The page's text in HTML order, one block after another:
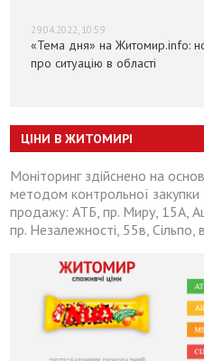
29.04.2022, 10:59
«Тема дня» на Житомир.info:
про ситуацію в області
ЦІНИ В ЖИТОМИРІ
Моніторинг здійснено на
методом контрольної закупки
продажу: АТБ, пр. Миру, 15А,
пр. Незалежності, 55в, Сільпо,